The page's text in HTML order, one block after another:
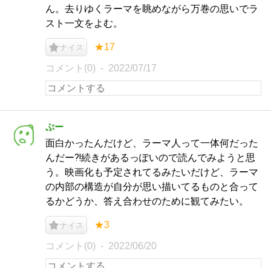
ん。去りゆくラーマを眺めながら万巻の思いでラ
スト一文をよむ。
ナイス ★17
コメント(0) 2022/07/17
ぷー
面白かったんだけど、ラーマ人って一体何だった
んだー⁈続きがあるっぽいので読んでみようと思
う。映画化も予定されてるみたいだけど、ラーマ
の内部の構造が自分が思い描いてるものと合って
るかどうか、答え合わせのために観てみたい。
ナイス ★3
コメント(0) 2022/06/20